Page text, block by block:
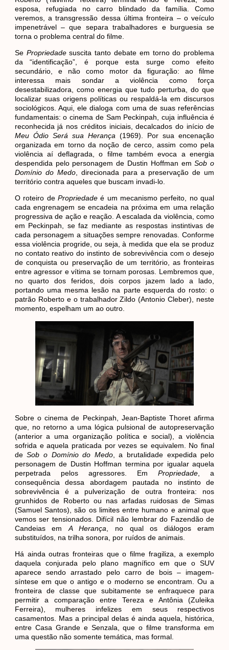
esposa, refugiada no carro blindado da família. Como
veremos, a transgressão dessa última fronteira – o veículo
impenetrável – que separa trabalhadores e burguesia se
torna o problema central do filme.
Se Propriedadesuscita tanto debate em torno do problema
da “identificação”, é porque esta surge como efeito
secundário, e não como motor da figuração: ao filme
interessa mais sondar a violência como força
desestabilizadora, como energia que tudo perturba, do que
localizar suas origens políticas ou respaldá-la em discursos
sociológicos. Aqui, ele dialoga com uma de suas referências
fundamentais: o cinema de Sam Peckinpah, cuja influência é
reconhecida já nos créditos iniciais, decalcados do início de
Meu Ódio Será sua Herança (1969). Por sua encenação
organizada em torno da noção de cerco, assim como pela
violência aí deflagrada, o filme também evoca a energia
despendida pelo personagem de Dustin Hoffman emSob o
Domínio do Medo, direcionada para a preservação de um
território contra aqueles que buscam invadi-lo.
O roteiro de Propriedadeé um mecanismo perfeito, no qual
cada engrenagem se encadeia na próxima em uma relação
progressiva de ação e reação. A escalada da violência, como
em Peckinpah, se faz mediante as respostas instintivas de
cada personagem a situações sempre renovadas. Conforme
essa violência progride, ou seja, à medida que ela se produz
no contato reativo do instinto de sobrevivência com o desejo
de conquista ou preservação de um território, as fronteiras
entre agressor e vítima se tornam porosas. Lembremos que,
no quarto dos feridos, dois corpos jazem lado a lado,
portando uma mesma lesão na parte esquerda do rosto: o
patrão Roberto e o trabalhador Zildo (Antonio Cleber), neste
momento, espelham um ao outro.
Sobre o cinema de Peckinpah, Jean-Baptiste Thoret afirma
que, no retorno a uma lógica pulsional de autopreservação
(anterior a uma organização política e social), a violência
sofrida e aquela praticada por vezes se equivalem. No final
deSob o Domínio do Medo, a brutalidade expedida pelo
personagem de Dustin Hoffman termina por igualar aquela
perpetrada pelos agressores. EmPropriedade , a
consequência dessa abordagem pautada no instinto de
sobrevivência é a pulverização de outra fronteira: nos
grunhidos de Roberto ou nas arfadas ruidosas de Simas
(Samuel Santos), são os limites entre humano e animal que
vemos ser tensionados. Difícil não lembrar do Fazendão de
Candeias em A Herança , no qual os diálogos eram
substituídos, na trilha sonora, por ruídos de animais.
Há ainda outras fronteiras que o filme fragiliza, a exemplo
daquela conjurada pelo plano magnífico em que o SUV
aparece sendo arrastado pelo carro de bois – imagem-
síntese em que o antigo e o moderno se encontram. Ou a
fronteira de classe que subitamente se enfraquece para
permitir a comparação entre Tereza e Antônia (Zuleika
Ferreira), mulheres infelizes em seus respectivos
casamentos. Mas a principal delas é ainda aquela, histórica,
entre Casa Grande e Senzala, que o filme transforma em
uma questão não somente temática, mas formal.